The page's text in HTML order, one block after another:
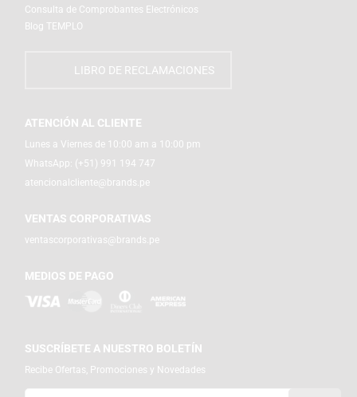
Consulta de Comprobantes Electrónicos
Blog TEMPLO
LIBRO DE RECLAMACIONES
ATENCIÓN AL CLIENTE
Lunes a Viernes de 10:00 am a 10:00 pm
WhatsApp: (+51) 991 194 747
atencionalcliente@brands.pe
VENTAS CORPORATIVAS
ventascorporativas@brands.pe
MEDIOS DE PAGO
SUSCRÍBETE A NUESTRO BOLETÍN
Recibe Ofertas, Promociones y Novedades